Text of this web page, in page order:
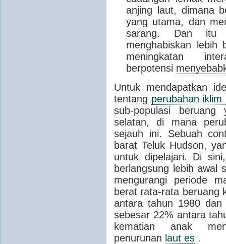
anjing laut, dimana
yang utama, dan
sarang. Dan itu
menghabiskan
meningkatan
berpotensi
Untuk mendapatkan
tentang perubahan iklim
sub-populasi
selatan, di mana
sejauh ini. Sebuah
barat Teluk Hudson,
untuk dipelajari. Di
berlangsung lebih awal
mengurangi periode
berat rata-rata beruang
antara tahun 1980 dan
sebesar 22% antara
kematian anak
penurunan laut es .